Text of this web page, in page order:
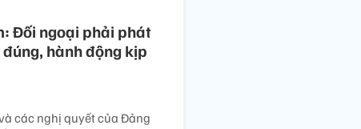
Đối ngoại phải phát
hành động kịp
các nghị quyết của Đảng